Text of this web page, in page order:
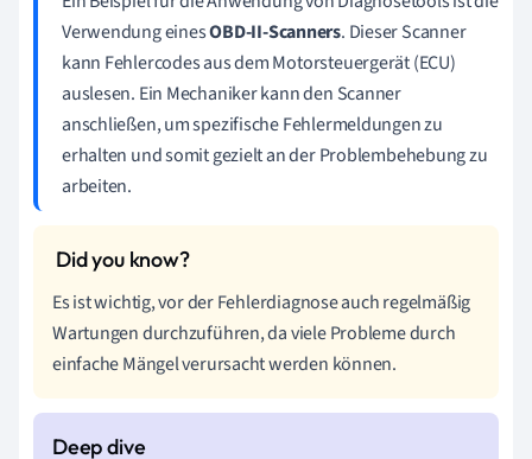
Verwendung einesOBD-II-Scanners. Dieser Scanner
kann Fehlercodes aus dem Motorsteuergerät (ECU)
auslesen. Ein Mechaniker kann den Scanner
anschließen, um spezifische Fehlermeldungen zu
erhalten und somit gezielt an der Problembehebung zu
arbeiten.
Es ist wichtig, vor der Fehlerdiagnose auch regelmäßig
Wartungen durchzuführen, da viele Probleme durch
einfache Mängel verursacht werden können.